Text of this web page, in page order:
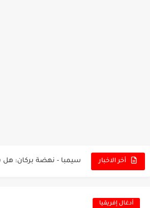
أخر الاخبار
أدغال إفريقيا